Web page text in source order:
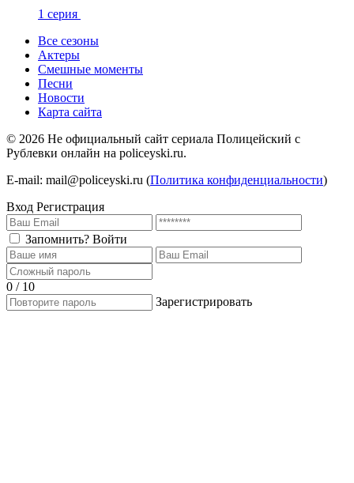
1 серия
Все сезоны
Актеры
Смешные моменты
Песни
Новости
Карта сайта
© 2026 Не официальный сайт сериала Полицейский с
Рублевки онлайн на policeyski.ru.
E-mail: mail@policeyski.ru (Политика конфиденциальности)
Вход Регистрация
Запомнить? Войти
0 / 10
Зарегистрировать